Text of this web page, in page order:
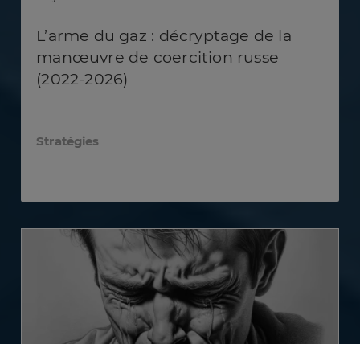
L’arme du gaz : décryptage de la
manœuvre de coercition russe
(2022-2026)
Stratégies